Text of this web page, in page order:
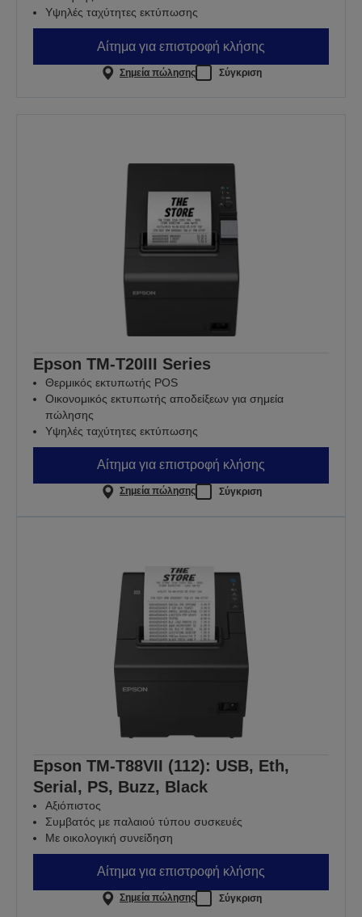
Υψηλές ταχύτητες εκτύπωσης
Αίτημα για επιστροφή κλήσης
Σημεία πώλησης Σύγκριση
Epson TM-T20III Series
Θερμικός εκτυπωτής POS
Οικονομικός εκτυπωτής αποδείξεων για σημεία
πώλησης
Υψηλές ταχύτητες εκτύπωσης
Αίτημα για επιστροφή κλήσης
Σημεία πώλησης Σύγκριση
Epson TM-T88VII (112): USB, Eth,
Serial, PS, Buzz, Black
Αξιόπιστος
Συμβατός με παλαιού τύπου συσκευές
Με οικολογική συνείδηση
Αίτημα για επιστροφή κλήσης
Σημεία πώλησης Σύγκριση